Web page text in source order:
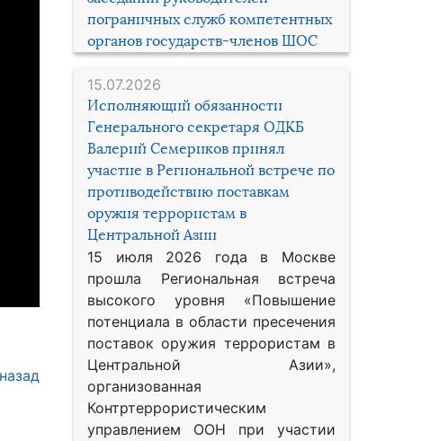
пограничных служб компетентных
органов государств-членов ШОС
15.07.2026
Исполняющий обязанности
Генерального секретаря ОДКБ
Валерий Семериков принял
участие в Региональной встрече по
противодействию поставкам
оружия террористам в
Центральной Азии
15 июля 2026 года в Москве
прошла Региональная встреча
высокого уровня «Повышение
потенциала в области пресечения
поставок оружия террористам в
Центральной Азии»,
организованная
Контртеррористическим
управлением ООН при участии